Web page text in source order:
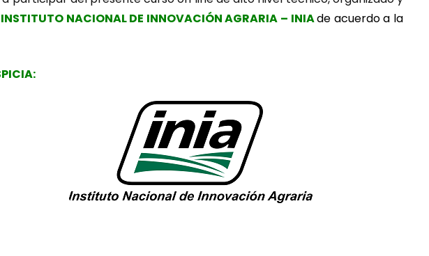
INSTITUTO NACIONAL DE INNOVACIÓN AGRARIA – INIAde acuerdo a la